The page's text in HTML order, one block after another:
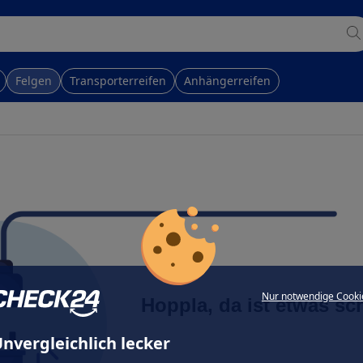
Nur notwendige
lecker
Felgen Transporterreifen Anhängerreifen
Hoppla, da ist etwas